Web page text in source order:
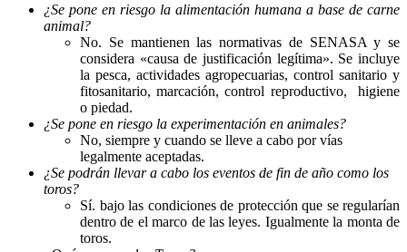
¿Se pone en riesgo la alimentación humana a base de carne
animal?
No. Se mantienen las normativas de SENASA y se
considera «causa de justificación legítima». Se incluye
la pesca, actividades agropecuarias, control sanitario y
fitosanitario, marcación, control reproductivo, higiene
o piedad.
¿Se pone en riesgo la experimentación en animales?
No, siempre y cuando se lleve a cabo por vías
legalmente aceptadas.
¿Se podrán llevar a cabo los eventos de fin de año como los
toros?
Sí. bajo las condiciones de protección que se regularían
dentro de el marco de las leyes. Igualmente la monta de
toros.